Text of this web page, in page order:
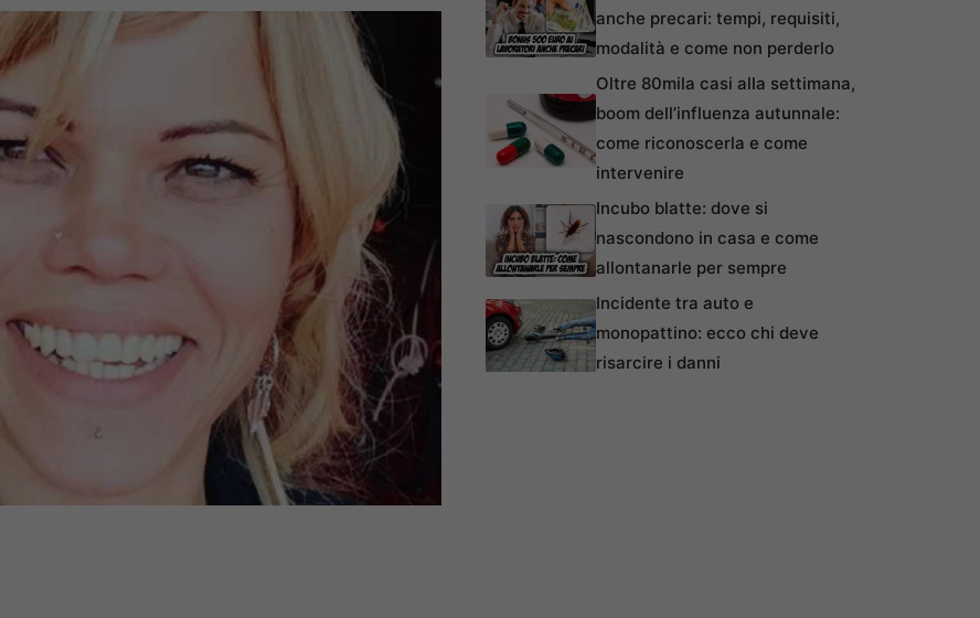
anche precari: tempi, requisiti,
modalità e come non perderlo
Oltre 80mila casi alla settimana,
boom dell’influenza autunnale:
come riconoscerla e come
intervenire
Incubo blatte: dove si
nascondono in casa e come
allontanarle per sempre
Incidente tra auto e
monopattino: ecco chi deve
risarcire i danni